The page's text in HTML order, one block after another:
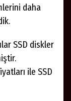
daha
SSD diskler
ile SSD